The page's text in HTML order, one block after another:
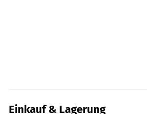
Einkauf & Lagerung